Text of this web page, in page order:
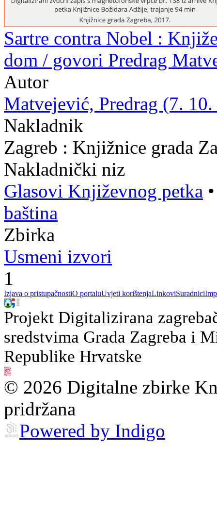
Sartre contra Nobel :
dom / govori Predrag
Autor
Matvejević, Predrag (7.
Nakladnik
Zagreb : Knjižnice grada
Nakladnički niz
Glasovi Književnog petka
baština
Zbirka
Usmeni izvori
1
Izjava o pristupačnostiO portaluUvjeti korištenjaLinkoviSuradnici
Projekt Digitalizirana
sredstvima Grada Zagreba i
Republike Hrvatske
© 2026 Digitalne zbirke
pridržana
Powered by Indigo